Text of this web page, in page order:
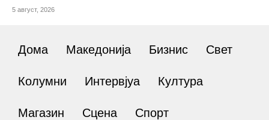
5 август, 2026
Дома Македонија Бизнис Свет
Колумни Интервјуа Култура
Магазин Сцена Спорт